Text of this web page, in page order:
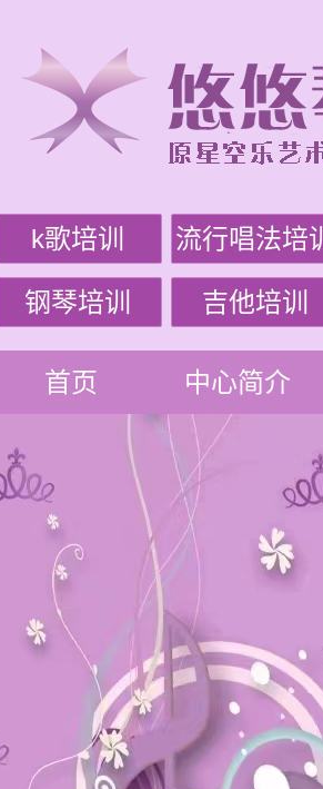
k歌培训 流行唱法培训
钢琴培训 吉他培训
首页 中心简介